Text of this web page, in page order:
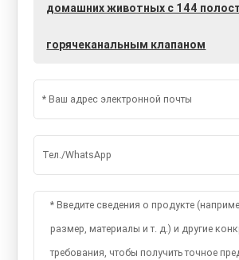
домашних животных с 144
горячеканальным клапаном